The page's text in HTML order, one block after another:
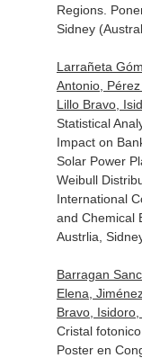
Regions.
Sidney
Larrañeta
Antonio,
Lillo Bravo,
Statistical
Impact on
Solar Power
Weibull
International
and Chemical
Austrlia,
Barragan
Elena,
Bravo,
Cristal
Poster en